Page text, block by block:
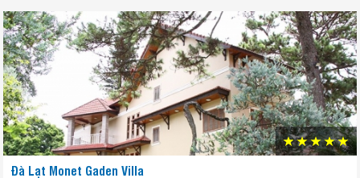
Đà Lạt Monet Gaden Villa